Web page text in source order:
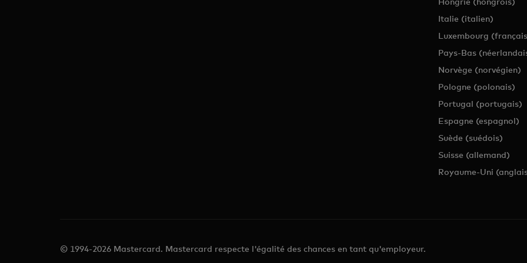
Italie (italien)
Luxembourg
Pays-Bas
Norvège (norvégien)
Pologne (polonais)
Portugal (portugais)
Espagne (espagnol)
Suède (suédois)
Suisse (allemand)
Royaume-Uni
© 1994-2026 Mastercard. Mastercard respecte l'égalité des chances en tant qu'employeur.